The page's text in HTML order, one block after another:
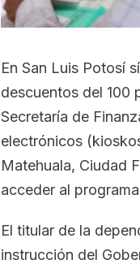
En San Luis Potosí
descuentos del 100
Secretaría de
electrónicos
Matehuala, Ciudad
acceder al
El titular de la
instrucción del